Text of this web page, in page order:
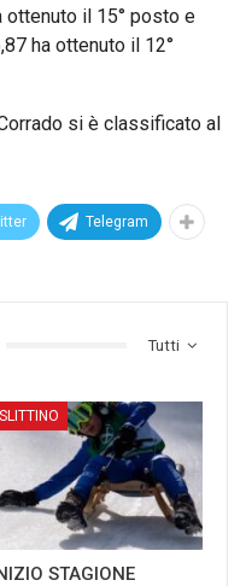
ottenuto il 15° posto e
ha ottenuto il 12°
si è classificato al
Telegram
Tutti
SLITTINO
STAGIONE